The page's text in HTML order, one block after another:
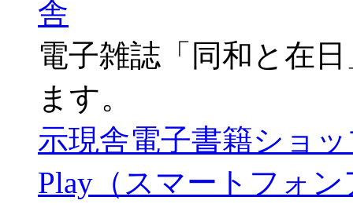
電子雑誌「同和と在
ます。
示現舎電子書籍ショ
Play（スマートフォ